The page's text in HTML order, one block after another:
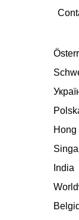
Hong
India